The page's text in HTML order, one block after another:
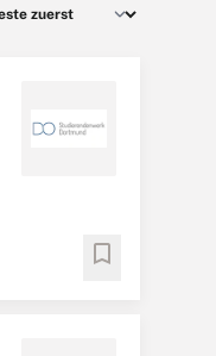
bookmark